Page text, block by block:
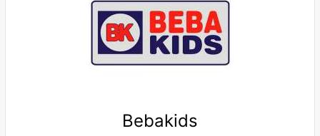
Bebakids